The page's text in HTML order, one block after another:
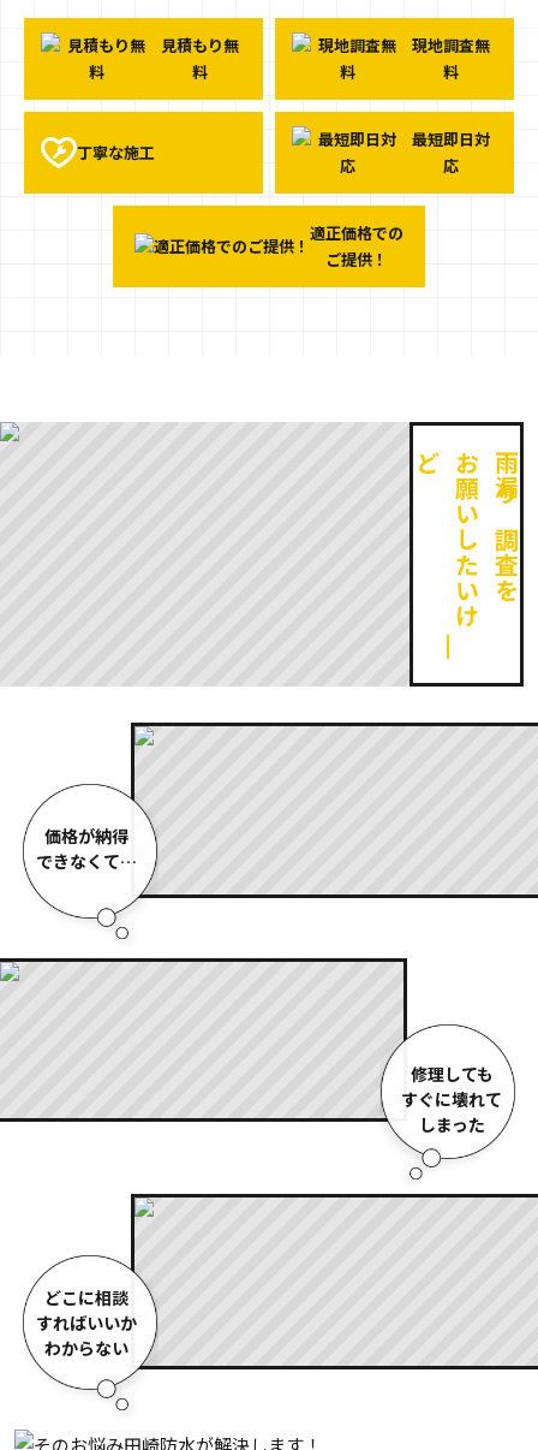
見積もり無
料
現地調査無
料
丁寧な施工
最短即日対
応
適正価格での
ご提供！
雨漏り調査を
お
願
い
し
た
い
け
ど
価格が納得
できなくて…
修理しても
すぐに壊れて
しまった
どこに相談
すればいいか
わからない